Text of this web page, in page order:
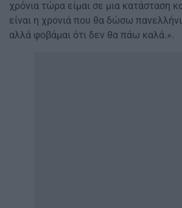
χρόνια τώρα είμαι σε μια κατάσταση
είναι η χρονιά που θα δώσω
αλλά φοβάμαι ότι δεν θα πάω καλά.».